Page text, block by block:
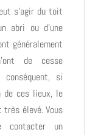
s’agir du toit
abri ou d’une
généralement
de cesse
conséquent, si
de ces lieux, le
élevé. Vous
contacter un